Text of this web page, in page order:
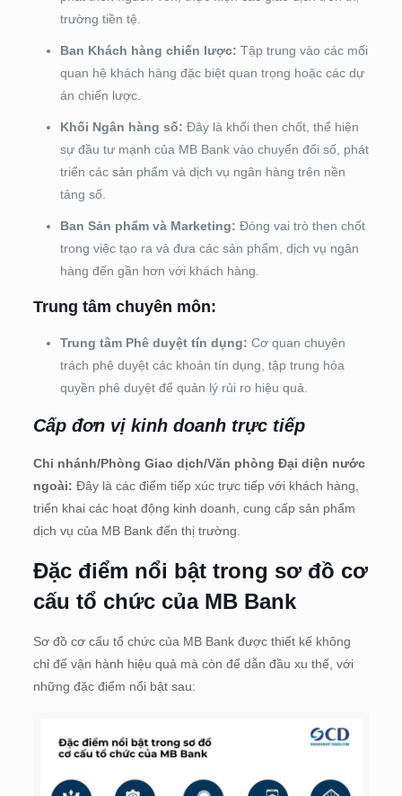
trường tiền tệ.
Ban Khách hàng chiến lược: Tập trung vào các mối
quan hệ khách hàng đặc biệt quan trọng hoặc các dự
án chiến lược.
Khối Ngân hàng số: Đây là khối then chốt, thể hiện
sự đầu tư mạnh của MB Bank vào chuyển đổi số, phát
triển các sản phẩm và dịch vụ ngân hàng trên nền
tảng số.
Ban Sản phẩm và Marketing: Đóng vai trò then chốt
trong việc tạo ra và đưa các sản phẩm, dịch vụ ngân
hàng đến gần hơn với khách hàng.
Trung tâm chuyên môn:
Trung tâm Phê duyệt tín dụng: Cơ quan chuyên
trách phê duyệt các khoản tín dụng, tập trung hóa
quyền phê duyệt để quản lý rủi ro hiệu quả.
Cấp đơn vị kinh doanh trực tiếp
Chi nhánh/Phòng Giao dịch/Văn phòng Đại diện nước
ngoài: Đây là các điểm tiếp xúc trực tiếp với khách hàng,
triển khai các hoạt động kinh doanh, cung cấp sản phẩm
dịch vụ của MB Bank đến thị trường.
Đặc điểm nổi bật trong sơ đồ cơ
cấu tổ chức của MB Bank
Sơ đồ cơ cấu tổ chức của MB Bank được thiết kế không
chỉ để vận hành hiệu quả mà còn để dẫn đầu xu thế, với
những đặc điểm nổi bật sau: